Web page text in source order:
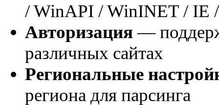
/ WinAPI / WinINET / IE
Авторизация —
различных сайтах
Региональные
региона для парсинга